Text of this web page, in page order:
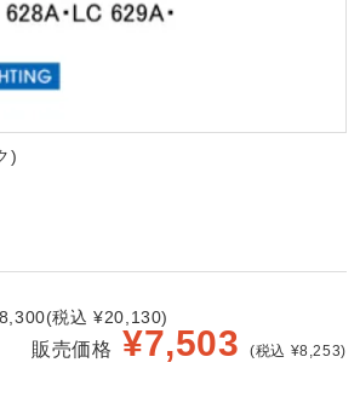
)
税込 ¥20,130)
販売価格 ¥7,503 (税込 ¥8,253)